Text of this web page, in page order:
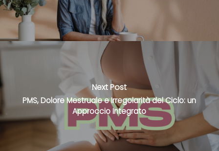
Next Post
PMS, Dolore Mestruale e Irregolarità del Ciclo: un
Approccio Integrato